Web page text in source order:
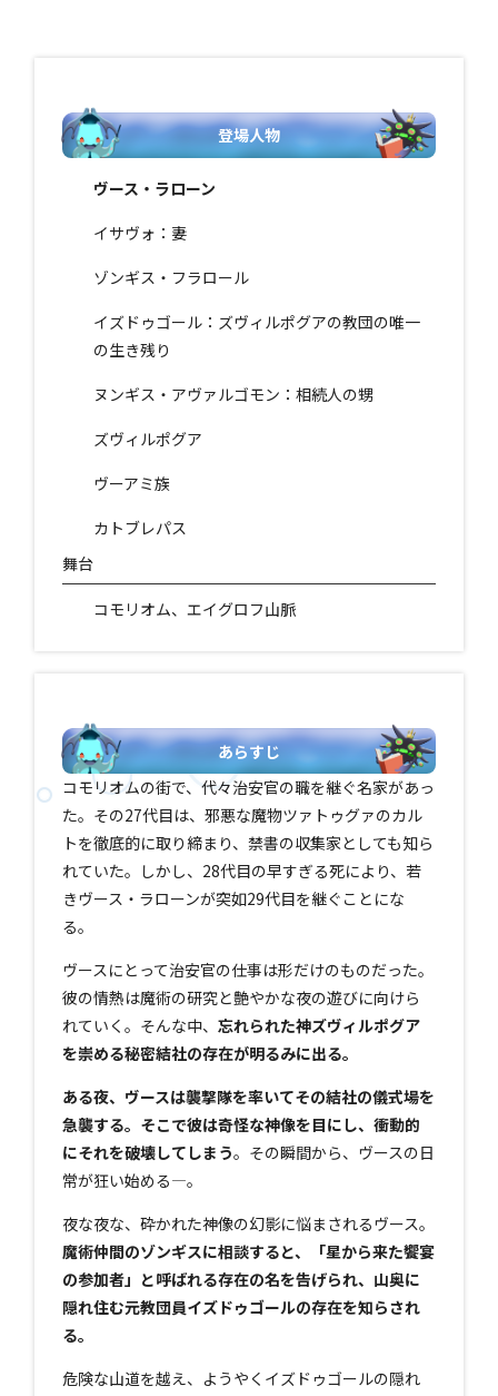
登場人物
ヴース・ラローン
イサヴォ：妻
ゾンギス・フラロール
イズドゥゴール：ズヴィルポグアの教団の唯一
の生き残り
ヌンギス・アヴァルゴモン：相続人の甥
ズヴィルポグア
ヴーアミ族
カトブレパス
舞台
コモリオム、エイグロフ山脈
あらすじ
コモリオムの街で、代々治安官の職を継ぐ名家があっ
た。その27代目は、邪悪な魔物ツァトゥグァのカル
トを徹底的に取り締まり、禁書の収集家としても知ら
れていた。しかし、28代目の早すぎる死により、若
きヴース・ラローンが突如29代目を継ぐことにな
る。
ヴースにとって治安官の仕事は形だけのものだった。
彼の情熱は魔術の研究と艶やかな夜の遊びに向けら
れていく。そんな中、忘れられた神ズヴィルポグア
を崇める秘密結社の存在が明るみに出る。
ある夜、ヴースは襲撃隊を率いてその結社の儀式場を
急襲する。そこで彼は奇怪な神像を目にし、衝動的
にそれを破壊してしまう。その瞬間から、ヴースの日
常が狂い始める―。
夜な夜な、砕かれた神像の幻影に悩まされるヴース。
魔術仲間のゾンギスに相談すると、「星から来た饗宴
の参加者」と呼ばれる存在の名を告げられ、山奥に
隠れ住む元教団員イズドゥゴールの存在を知らされ
る。
危険な山道を越え、ようやくイズドゥゴールの隠れ